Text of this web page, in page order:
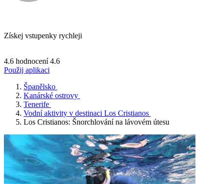
Získej vstupenky rychleji
4.6 hodnocení 4.6
Použij aplikaci
Španělsko
Kanárské ostrovy
Tenerife
Vodní aktivity v destinaci Los Cristianos
Los Cristianos: Šnorchlování na lávovém útesu